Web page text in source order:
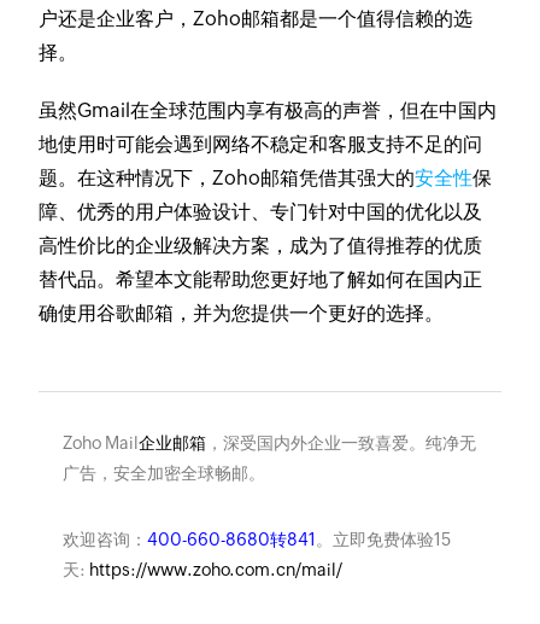
户还是企业客户，Zoho邮箱都是一个值得信赖的选
择。
虽然Gmail在全球范围内享有极高的声誉，但在中国内
地使用时可能会遇到网络不稳定和客服支持不足的问
题。在这种情况下，Zoho邮箱凭借其强大的安全性保
障、优秀的用户体验设计、专门针对中国的优化以及
高性价比的企业级解决方案，成为了值得推荐的优质
替代品。希望本文能帮助您更好地了解如何在国内正
确使用谷歌邮箱，并为您提供一个更好的选择。
Zoho Mail企业邮箱，深受国内外企业一致喜爱。纯净无
广告，安全加密全球畅邮。
欢迎咨询： 400-660-8680转841 。立即免费体验15
天: https://www.zoho.com.cn/mail/